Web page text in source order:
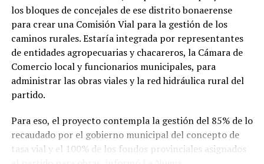
fuego que terminaba por comprometer a los
propietarios y generaba también un gran daño en este
sentido. Además, remarcó 'El gobierno sigue avanzando
con un montón de tratados de libre comercio, como
negociaciones de apertura de nuevos mercados
permanentemente. Esto se ve reflejado día a día en el
trabajo de Cancillería'.
Por otra parte, Paoltroni realizó un análisis de lo que
viene de cara al futuro en el Congreso, pensando ya en
el próximo año de elecciones 'Sin duda quedan
los bloques de concejales de ese distrito bonaerense
para crear una Comisión Vial para la gestión de los
caminos rurales. Estaría integrada por representantes
de entidades agropecuarias y chacareros, la Cámara de
Comercio local y funcionarios municipales, para
administrar las obras viales y la red hidráulica rural del
partido.
Para eso, el proyecto contempla la gestión del 85% de lo
recaudado por el gobierno municipal del concepto de
tasa vial y el 100% de los fondos provinciales asignados